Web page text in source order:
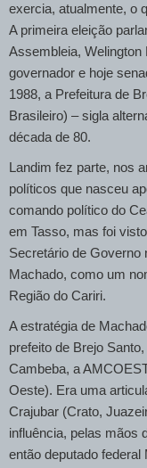
exercia, atualmente, o
A primeira eleição
Assembleia, Welington
governador e hoje
1988, a Prefeitura de
Brasileiro) – sigla
década de 80.
Landim fez parte, nos
políticos que nasceu
comando político do
em Tasso, mas foi
Secretário de Governo
Machado, como um
Região do Cariri.
A estratégia de
prefeito de Brejo
Cambeba, a
Oeste). Era uma
Crajubar (Crato,
influência, pelas mãos
então deputado federal